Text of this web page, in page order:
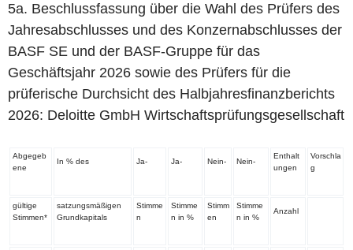
‌5a. Beschlussfassung über die Wahl des Prüfers des
Jahresabschlusses und des Konzernabschlusses der
BASF SE und der BASF-Gruppe für das
Geschäftsjahr 2026 sowie des Prüfers für die
prüferische Durchsicht des Halbjahresfinanzberichts
2026: Deloitte GmbH Wirtschaftsprüfungsgesellschaft
Abgegeb
ene
In % des Ja- Ja- Nein- Nein-
Enthalt
ungen
Vorschla
g
gültige
Stimmen*
satzungsmäßigen
Grundkapitals
Stimme
n
Stimme
n in %
Stimm
en
Stimme
n in %
Anzahl